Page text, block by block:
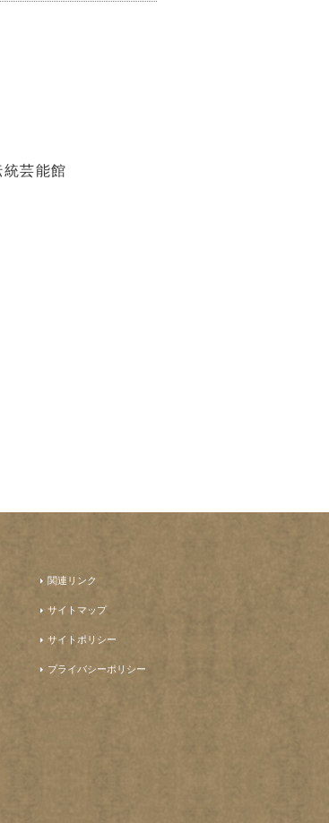
芸能館
関連リンク
サイトマップ
サイトポリシー
プライバシーポリシー